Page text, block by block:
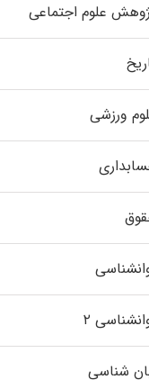
علوم اجتماعی
ورزشی
۲
شناسی